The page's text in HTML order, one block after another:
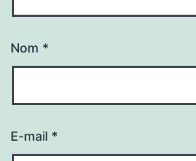
Nom *
E-mail *